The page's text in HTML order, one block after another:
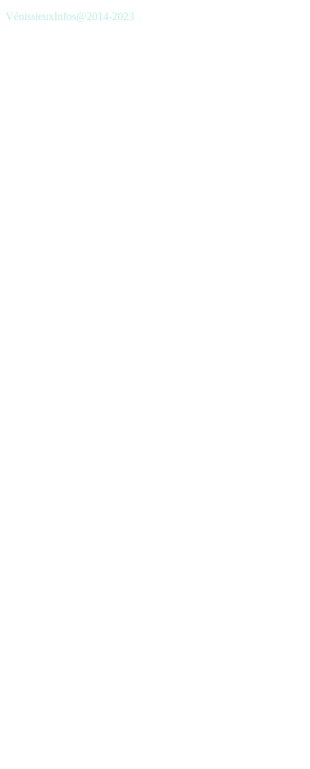
VénissieuxInfos@2014-2023